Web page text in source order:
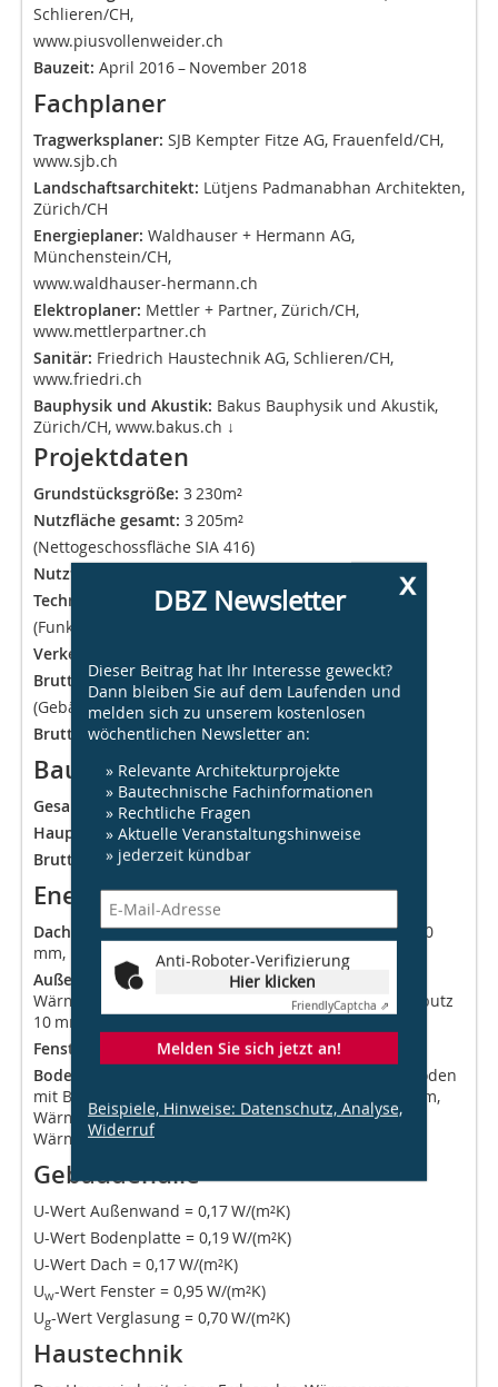
Schlieren/CH,
www.piusvollenweider.ch
Bauzeit: April 2016 – November 2018
Fachplaner
Tragwerksplaner: SJB Kempter Fitze AG, Frauenfeld/CH,
www.sjb.ch
Landschaftsarchitekt: Lütjens Padmanabhan Architekten,
Zürich/CH
Energieplaner: Waldhauser + Hermann AG,
Münchenstein/CH,
www.waldhauser-hermann.ch
Elektroplaner: Mettler + Partner, Zürich/CH,
www.mettlerpartner.ch
Sanitär: Friedrich Haustechnik AG, Schlieren/CH,
www.friedri.ch
Bauphysik und Akustik: Bakus Bauphysik und Akustik,
Zürich/CH, www.bakus.ch ↓
Projektdaten
Grundstücksgröße: 3 230m²
Nutzfläche gesamt: 3 205m²
(Nettogeschossfläche SIA 416)
Nutzfläche:
Technikfläche:
77 m²
(Funktionsfläche SIA 416)
Verkehrsfläche:
Brutto-Grundfläche:929 m²
(Gebäudegrundfläche SIA 416)
Brutto-Rauminhalt:10 374 m³ (Gebäudevolumen)
Baukosten
Gesamt brutto:9,3 Mio. €
Hauptnutzfläche:4 219 €/m²
Brutto-Rauminhalt:4 742 €/m³
Energiekonzept
Dach:
Extensiv begrüntes Dach, Wärmedämmung 160
mm, Betondecke 220 mm
Außenwand: Eternitfassade hinterlüftet,
Wärmedämmung 160 mm, Backstein 150 mm, Innenputz
10 mm
Fenster:
Holzfenster mit 3-fach-Isolierverglasung
Boden zu Erdreich:
Plattenbelag 20 mm, Unterlagsboden
mit Bodenheizung 80 mm, Trittschalldämmung 20 mm,
Wärmedämmung 20 mm, Betondecke 300 mm,
Wärmedämmung 140 mm
Gebäudehülle
U-Wert Außenwand = 0,17 W/(m²K)
U-Wert Bodenplatte = 0,19 W/(m²K)
U-Wert Dach = 0,17 W/(m²K)
Uw-Wert Fenster = 0,95 W/(m²K)
Ug-Wert Verglasung = 0,70 W/(m²K)
Haustechnik
x
DBZ Newsletter
Dieser Beitrag hat Ihr Interesse geweckt?
Dann bleiben Sie auf dem Laufenden und
melden sich zu unserem kostenlosen
wöchentlichen Newsletter an:
» Relevante Architekturprojekte
» Bautechnische Fachinformationen
» Rechtliche Fragen
» Aktuelle Veranstaltungshinweise
» jederzeit kündbar
Anti-Roboter-Verifizierung
Hier klicken
FriendlyCaptcha ⇗
Melden Sie sich jetzt an!
Beispiele, Hinweise: Datenschutz, Analyse,
Widerruf